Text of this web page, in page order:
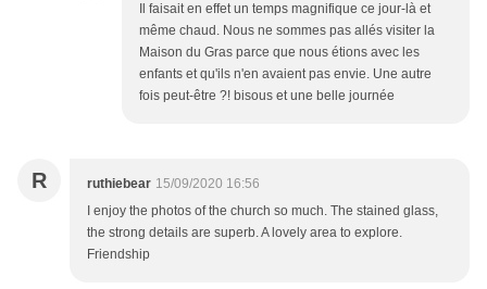
Il faisait en effet un temps magnifique ce jour-là et
même chaud. Nous ne sommes pas allés visiter la
Maison du Gras parce que nous étions avec les
enfants et qu'ils n'en avaient pas envie. Une autre
fois peut-être ?! bisous et une belle journée
R ruthiebear 15/09/2020 16:56
I enjoy the photos of the church so much. The stained glass,
the strong details are superb. A lovely area to explore.
Friendship